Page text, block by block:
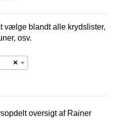
vælge blandt alle krydslister,
osv.
×
oversigt af Rainer